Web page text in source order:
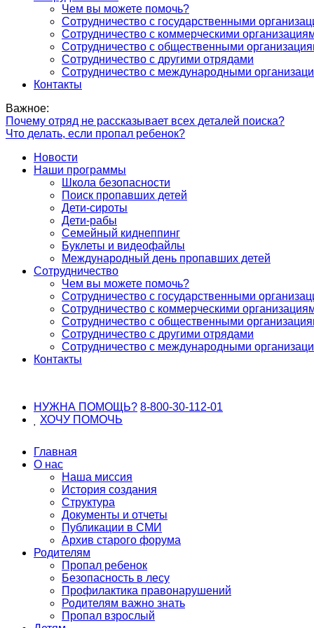
Чем вы можете помочь?
Сотрудничество с государственными
Сотрудничество с коммерческими
Сотрудничество с общественными
Сотрудничество с другими отрядами
Сотрудничество с международными
Контакты
Важное:
Почему отряд не рассказывает всех деталей поиска?
Что делать, если пропал ребенок?
Новости
Наши программы
Школа безопасности
Поиск пропавших детей
Дети-сироты
Дети-рабы
Семейный киднеппинг
Буклеты и видеофайлы
Международный день пропавших детей
Сотрудничество
Чем вы можете помочь?
Сотрудничество с государственными
Сотрудничество с коммерческими
Сотрудничество с общественными
Сотрудничество с другими отрядами
Сотрудничество с международными
Контакты
НУЖНА ПОМОЩЬ? 8-800-30-112-01
ХОЧУ ПОМОЧЬ
Главная
О нас
Наша миссия
История создания
Структура
Документы и отчеты
Публикации в СМИ
Архив старого форума
Родителям
Пропал ребенок
Безопасность в лесу
Профилактика правонарушений
Родителям важно знать
Пропал взрослый